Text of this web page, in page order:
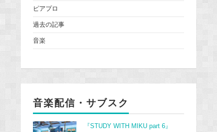
ピアプロ
過去の記事
音楽
音楽配信・サブスク
『STUDY WITH MIKU part 6』